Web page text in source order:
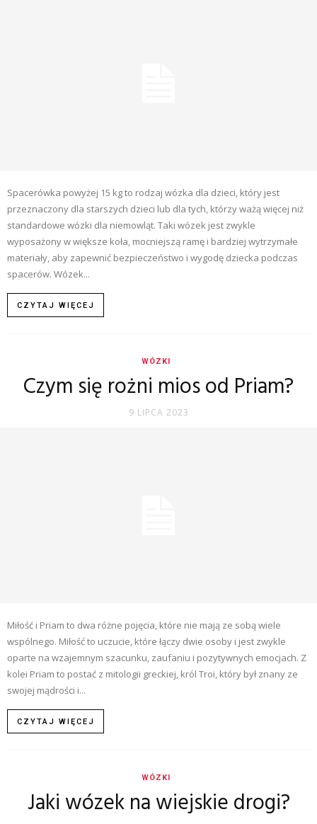
Spacerówka powyżej 15 kg to rodzaj wózka dla dzieci, który jest
przeznaczony dla starszych dzieci lub dla tych, którzy ważą więcej niż
standardowe wózki dla niemowląt. Taki wózek jest zwykle
wyposażony w większe koła, mocniejszą ramę i bardziej wytrzymałe
materiały, aby zapewnić bezpieczeństwo i wygodę dziecka podczas
spacerów. Wózek...
CZYTAJ WIĘCEJ
WÓZKI
Czym się rożni mios od Priam?
9 LIPCA 2023
Miłość i Priam to dwa różne pojęcia, które nie mają ze sobą wiele
wspólnego. Miłość to uczucie, które łączy dwie osoby i jest zwykle
oparte na wzajemnym szacunku, zaufaniu i pozytywnych emocjach. Z
kolei Priam to postać z mitologii greckiej, król Troi, który był znany ze
swojej mądrości i...
CZYTAJ WIĘCEJ
WÓZKI
Jaki wózek na wiejskie drogi?